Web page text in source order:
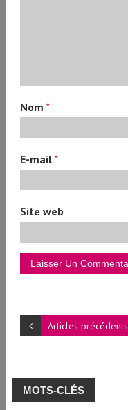
Nom*
E-mail*
Site web
Articles précédents
MOTS-CLÉS